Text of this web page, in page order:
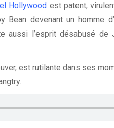
Hollywood est patent,
Bean devenant un homme
aussi l’esprit désabusé
est rutilante dans ses